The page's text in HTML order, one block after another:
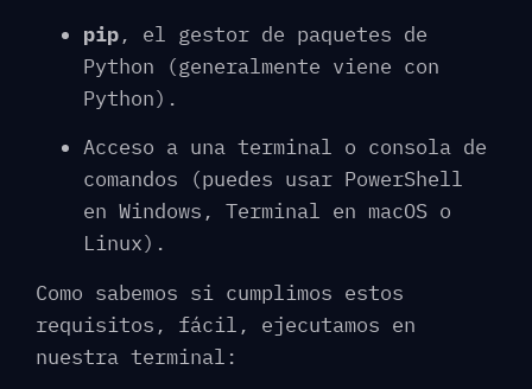
pip, el gestor de paquetes de
Python (generalmente viene con
Python).
Acceso a una terminal o consola de
comandos (puedes usar PowerShell
en Windows, Terminal en macOS o
Linux).
Como sabemos si cumplimos estos
requisitos, fácil, ejecutamos en
nuestra terminal: